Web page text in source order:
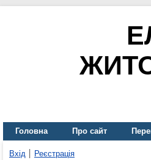
Головна Про сайт
Вхід Реєстрація